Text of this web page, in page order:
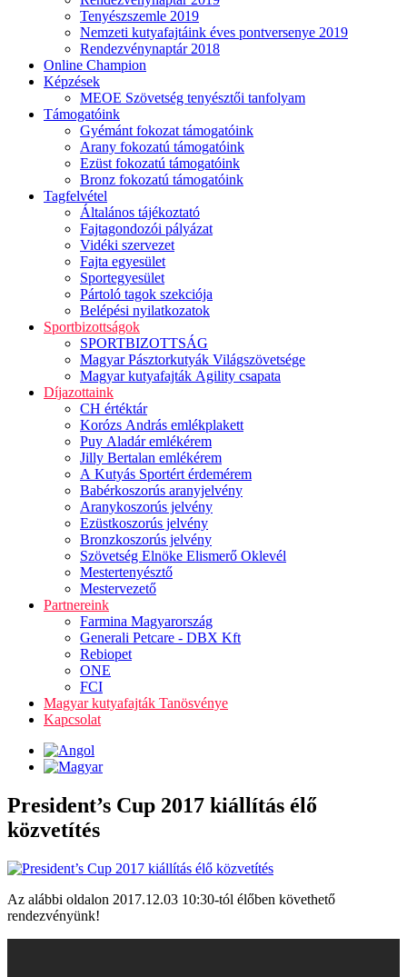
Tenyészszemle 2019
Nemzeti kutyafajtáink éves pontversenye 2019
Rendezvénynaptár 2018
Online Champion
Képzések
MEOE Szövetség tenyésztői tanfolyam
Támogatóink
Gyémánt fokozat támogatóink
Arany fokozatú támogatóink
Ezüst fokozatú támogatóink
Bronz fokozatú támogatóink
Tagfelvétel
Általános tájékoztató
Fajtagondozói pályázat
Vidéki szervezet
Fajta egyesület
Sportegyesület
Pártoló tagok szekciója
Belépési nyilatkozatok
Sportbizottságok
SPORTBIZOTTSÁG
Magyar Pásztorkutyák Világszövetsége
Magyar kutyafajták Agility csapata
Díjazottaink
CH értéktár
Korózs András emlékplakett
Puy Aladár emlékérem
Jilly Bertalan emlékérem
A Kutyás Sportért érdemérem
Babérkoszorús aranyjelvény
Aranykoszorús jelvény
Ezüstkoszorús jelvény
Bronzkoszorús jelvény
Szövetség Elnöke Elismerő Oklevél
Mestertenyésztő
Mestervezető
Partnereink
Farmina Magyarország
Generali Petcare - DBX Kft
Rebiopet
ONE
FCI
Magyar kutyafajták Tanösvénye
Kapcsolat
President’s Cup 2017 kiállítás élő
közvetítés
Az alábbi oldalon 2017.12.03 10:30-tól élőben követhető
rendezvényünk!